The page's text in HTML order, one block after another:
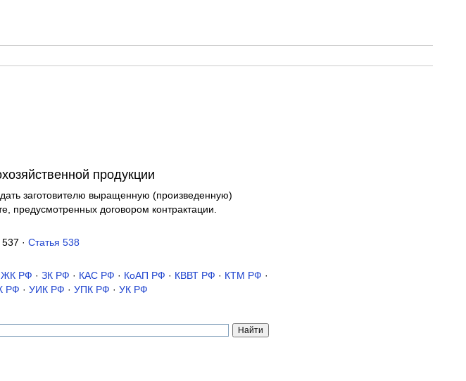
продукции
заготовителю выращенную (произведенную)
предусмотренных договором контрактации.
· Статья 538
ЖК РФ · ЗК РФ · КАС РФ · КоАП РФ · КВВТ РФ · КТМ РФ ·
РФ · УИК РФ · УПК РФ · УК РФ